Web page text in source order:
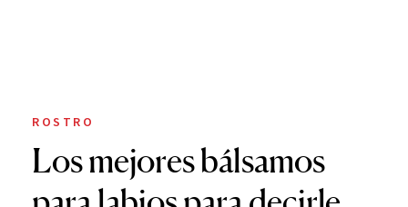
ROSTRO
Los mejores bálsamos